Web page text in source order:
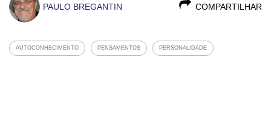
COMPARTILHAR
PAULO BREGANTIN
AUTOCONHECIMENTO PENSAMENTOS PERSONALIDADE